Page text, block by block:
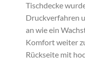
Tischdecke
Druckverfahren
an wie ein
Komfort weiter
Rückseite mit